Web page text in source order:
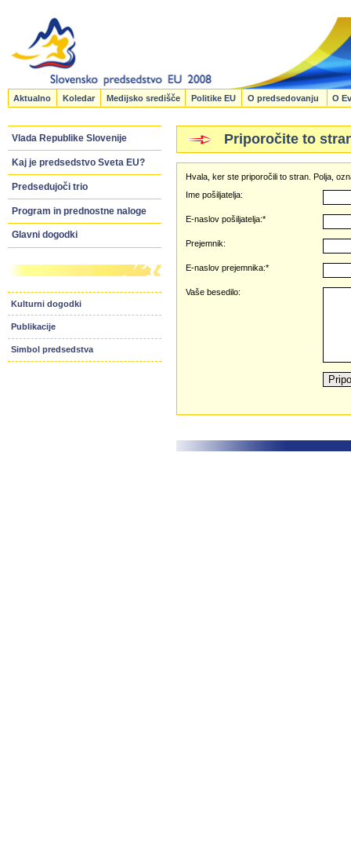
Aktualno Koledar Medijsko središče Politike EU O predsedovanju O
Vlada Republike Slovenije
Kaj je predsedstvo Sveta EU?
Predsedujoči trio
Program in prednostne naloge
Glavni dogodki
Kulturni dogodki
Publikacije
Simbol predsedstva
Priporočite to
Hvala, ker ste priporočili to stran. Polja,
Ime pošiljatelja:
E-naslov pošiljatelja:*
Prejemnik:
E-naslov prejemnika:*
Vaše besedilo: